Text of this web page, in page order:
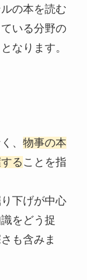
の本を読む
いる分野の
なります。
、 物事の本
る ことを指
下げが中心
をどう捉
も含みま